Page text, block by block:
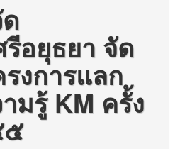
อยุธยา จัด
งการแลก
มรู้ KM ครั้ง